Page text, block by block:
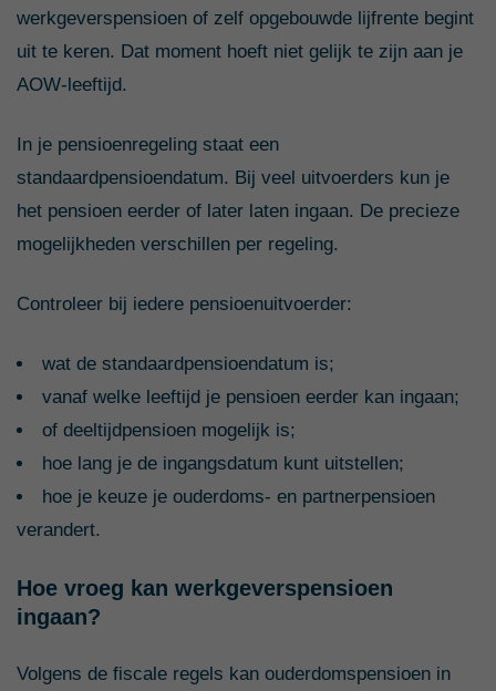
werkgeverspensioen of zelf opgebouwde lijfrente begint
uit te keren. Dat moment hoeft niet gelijk te zijn aan je
AOW-leeftijd.
In je pensioenregeling staat een
standaardpensioendatum. Bij veel uitvoerders kun je
het pensioen eerder of later laten ingaan. De precieze
mogelijkheden verschillen per regeling.
Controleer bij iedere pensioenuitvoerder:
wat de standaardpensioendatum is;
vanaf welke leeftijd je pensioen eerder kan ingaan;
of deeltijdpensioen mogelijk is;
hoe lang je de ingangsdatum kunt uitstellen;
hoe je keuze je ouderdoms- en partnerpensioen
verandert.
Hoe vroeg kan werkgeverspensioen
ingaan?
Volgens de fiscale regels kan ouderdomspensioen in